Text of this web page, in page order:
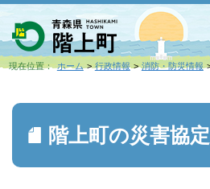
現在位置： ホーム 行政情報 消防・防災情報
階上町の災害協定